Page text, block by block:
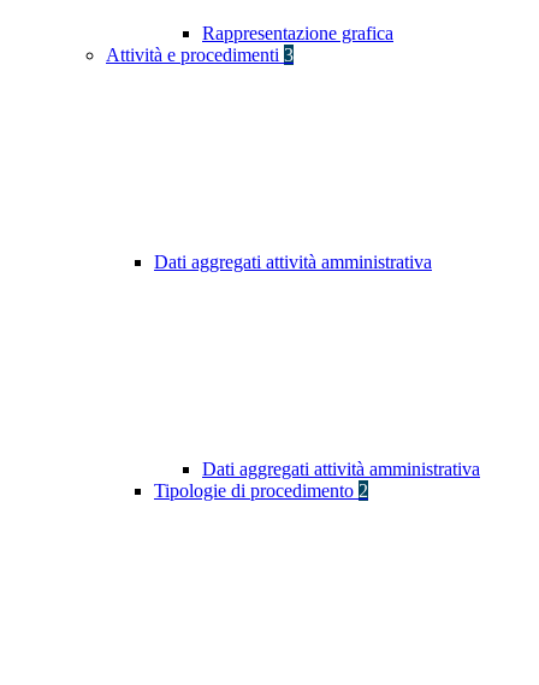
Rappresentazione grafica
Attività e procedimenti 3
Dati aggregati attività amministrativa
Dati aggregati attività amministrativa
Tipologie di procedimento 2